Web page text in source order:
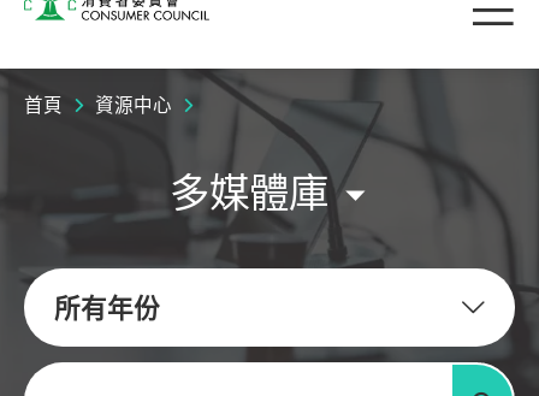
消費者委員會
首頁 資源中心
多媒體庫
所有年份
關鍵字